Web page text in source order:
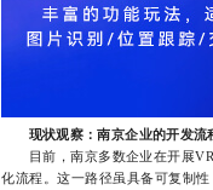
现状观察：南京企业的开发流
目前，南京多数企业在开展VR
化流程。这一路径虽具备可复制